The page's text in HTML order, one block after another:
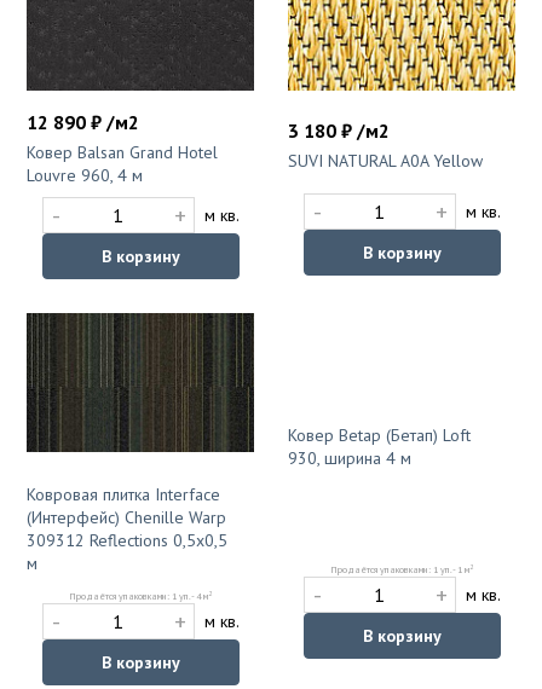
12 890 ₽ /м2
Ковер Balsan Grand Hotel
Louvre 960, 4 м
- +
м кв.
В корзину
3 180 ₽ /м2
SUVI NATURAL A0A Yellow
- +
м кв.
В корзину
Ковровая плитка Interface
(Интерфейс) Chenille Warp
309312 Reflections 0,5х0,5
м
Продаётся упаковками: 1 уп. - 4 м2
- +
м кв.
В корзину
Ковер Betap (Бетап) Loft
930, ширина 4 м
Продаётся упаковками: 1 уп. - 1 м2
- +
м кв.
В корзину